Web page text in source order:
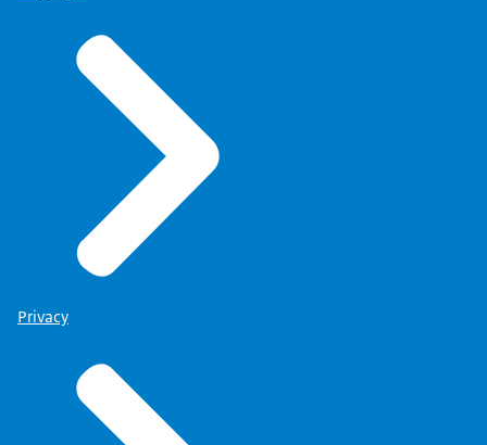
Privacy